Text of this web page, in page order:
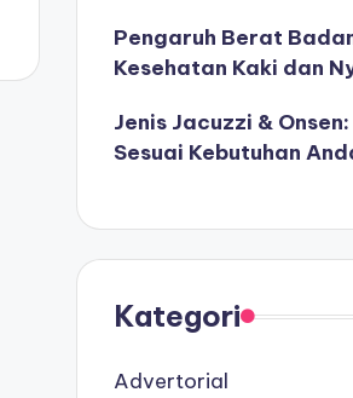
Pengaruh Berat
Kesehatan Kaki dan
Jenis Jacuzzi &
Sesuai Kebutuhan
Kategori
Advertorial